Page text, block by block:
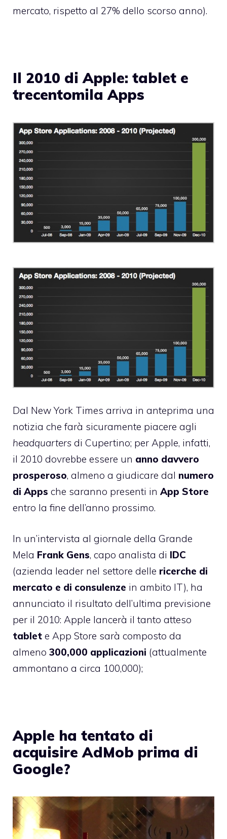
mercato, rispetto al 27% dello scorso anno).
Il 2010 di Apple: tablet e
trecentomila Apps
Dal New York Times arriva in anteprima una
notizia che farà sicuramente piacere agli
headquarters di Cupertino; per Apple, infatti,
il 2010 dovrebbe essere un anno davvero
prosperoso, almeno a giudicare dal numero
di Apps che saranno presenti in App Store
entro la fine dell’anno prossimo.
In un’intervista al giornale della Grande
Mela Frank Gens, capo analista di IDC
(azienda leader nel settore delle ricerche di
mercato e di consulenze in ambito IT), ha
annunciato il risultato dell’ultima previsione
per il 2010: Apple lancerà il tanto atteso
tablet e App Store sarà composto da
almeno 300,000 applicazioni (attualmente
ammontano a circa 100,000);
Apple ha tentato di
acquisire AdMob prima di
Google?